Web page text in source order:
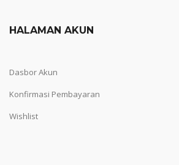
HALAMAN AKUN
Dasbor Akun
Konfirmasi Pembayaran
Wishlist